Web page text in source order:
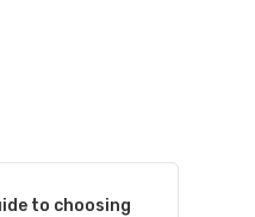
to choosing